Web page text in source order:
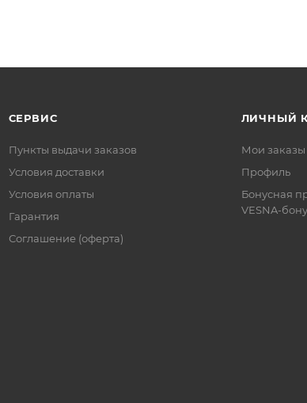
СЕРВИС
Пункты выдачи заказов
Условия доставки
Условия оплаты
Гарантия
Соглашение (оферта)
ЛИЧНЫЙ
Мои заказы
Профиль
Бонусная
VESNA-